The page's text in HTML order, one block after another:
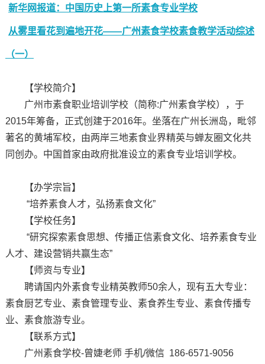
新华网报道：中国历史上第一所素食专业学校
从雾里看花到遍地开花——广州素食学校素食教学活动综述
（一）
【学校简介】
广州市素食职业培训学校（简称:广州素食学校），于
2015年筹备，正式创建于2016年。坐落在广州长洲岛，毗邻
著名的黄埔军校，由两岸三地素食业界精英与蝉友圈文化共
同创办。中国首家由政府批准设立的素食专业培训学校。
【办学宗旨】
“培养素食人才，弘扬素食文化”
【学校任务】
“研究探索素食思想、传播正信素食文化、培养素食专业
人才、建设营销共赢生态”
【师资与专业】
聘请国内外素食专业精英教师50余人，现有五大专业：
素食厨艺专业、素食管理专业、素食养生专业、素食传播专
业、素食旅游专业。
【联系方式】
广州素食学校-曾婕老师 手机/微信 186-6571-9056